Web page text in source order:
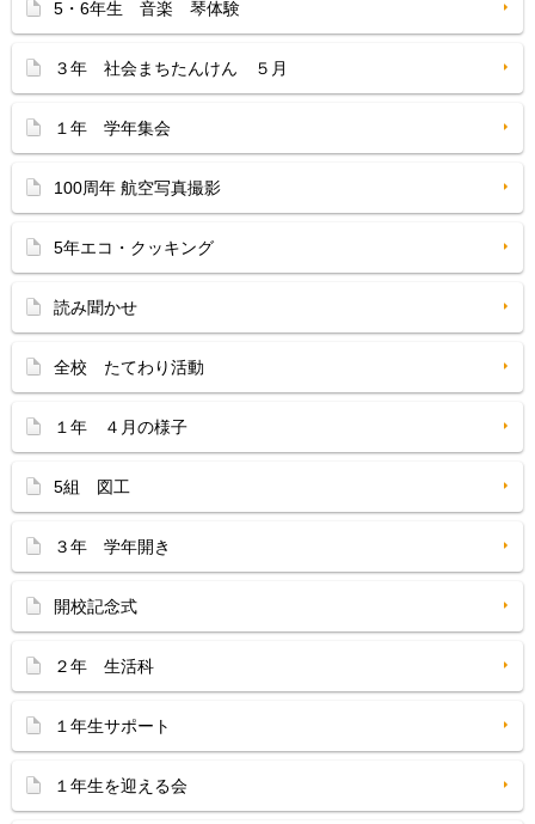
5・6年生 音楽 琴体験
３年 社会まちたんけん ５月
１年 学年集会
100周年 航空写真撮影
5年エコ・クッキング
読み聞かせ
全校 たてわり活動
１年 ４月の様子
5組 図工
３年 学年開き
開校記念式
２年 生活科
１年生サポート
１年生を迎える会